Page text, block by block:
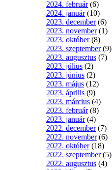
2024. február(6)
2024. január(10)
2023. december(6)
2023. november(1)
2023. október(8)
2023. szeptember(9)
2023. augusztus (7)
2023. július (2)
2023. június (2)
2023. május (12)
2023. április (9)
2023. március (4)
2023. február(8)
2023. január(4)
2022. december(7)
2022. november(6)
2022. október(18)
2022. szeptember(5)
2022. augusztus (4)